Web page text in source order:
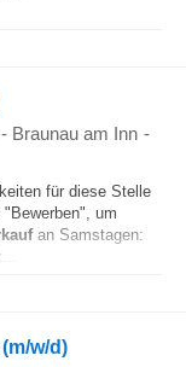
- Braunau am Inn -
für diese Stelle
um
an Samstagen:
w/d)